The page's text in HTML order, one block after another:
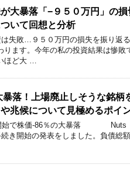
大暴落「−９５０万円」の
いて回想と分析
敗…９５０万円の損失を振り
ります。今年の私の投資結果は惨敗
ほど大 …
落！上場廃止しそうな銘柄
兆候について見極めるポイ
株価-86％の大暴落 Nuts（銘
き開始の発表をしました。負債総